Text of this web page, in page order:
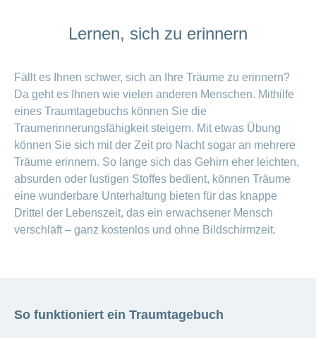
Lernen, sich zu erinnern
Fällt es Ihnen schwer, sich an Ihre Träume zu erinnern?
Da geht es Ihnen wie vielen anderen Menschen. Mithilfe
eines Traumtagebuchs können Sie die
Traumerinnerungsfähigkeit steigern. Mit etwas Übung
können Sie sich mit der Zeit pro Nacht sogar an mehrere
Träume erinnern. So lange sich das Gehirn eher leichten,
absurden oder lustigen Stoffes bedient, können Träume
eine wunderbare Unterhaltung bieten für das knappe
Drittel der Lebenszeit, das ein erwachsener Mensch
verschläft – ganz kostenlos und ohne Bildschirmzeit.
So funktioniert ein Traumtagebuch